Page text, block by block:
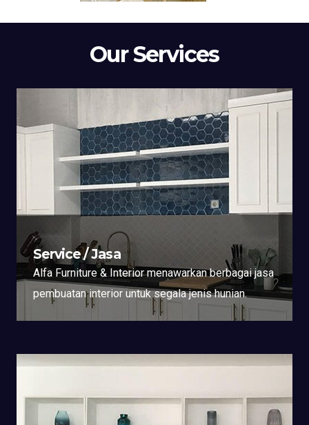
Our Services
Service / Jasa
Alfa Furniture & Interior menawarkan berbagai jasa
pembuatan interior untuk segala jenis hunian.